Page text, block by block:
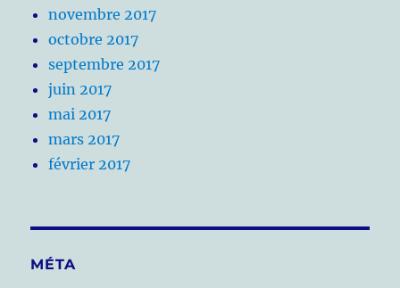
novembre 2017
octobre 2017
septembre 2017
juin 2017
mai 2017
mars 2017
février 2017
MÉTA